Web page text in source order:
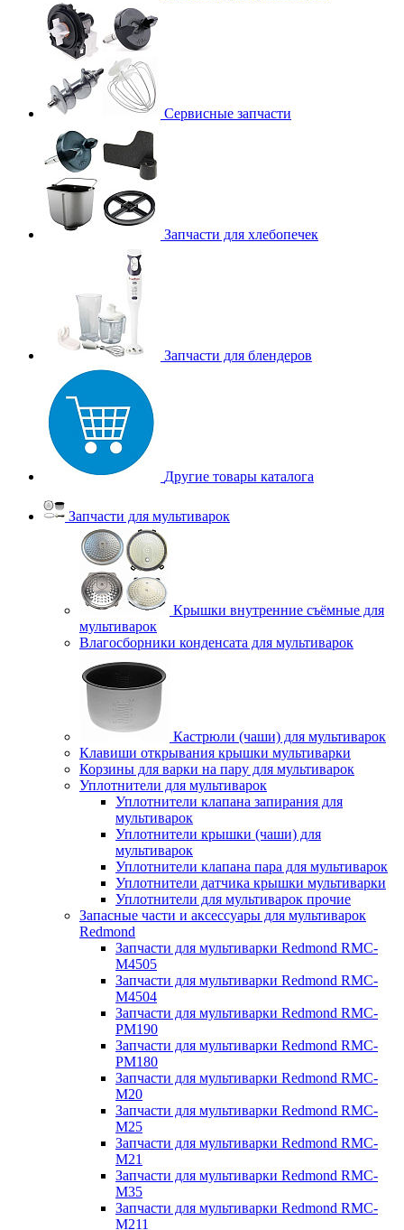
Сервисные запчасти
Запчасти для хлебопечек
Запчасти для блендеров
Другие товары каталога
Запчасти для мультиварок
Крышки внутренние съёмные для
мультиварок
Влагосборники конденсата для мультиварок
Кастрюли (чаши) для мультиварок
Клавиши открывания крышки мультиварки
Корзины для варки на пару для мультиварок
Уплотнители для мультиварок
Уплотнители клапана запирания для
мультиварок
Уплотнители крышки (чаши) для
мультиварок
Уплотнители клапана пара для мультиварок
Уплотнители датчика крышки мультиварки
Уплотнители для мультиварок прочие
Запасные части и аксессуары для мультиварок
Redmond
Запчасти для мультиварки Redmond RMC-
M4505
Запчасти для мультиварки Redmond RMC-
M4504
Запчасти для мультиварки Redmond RMC-
PM190
Запчасти для мультиварки Redmond RMC-
PM180
Запчасти для мультиварки Redmond RMC-
M20
Запчасти для мультиварки Redmond RMC-
M25
Запчасти для мультиварки Redmond RMC-
M21
Запчасти для мультиварки Redmond RMC-
M35
Запчасти для мультиварки Redmond RMC-
M211